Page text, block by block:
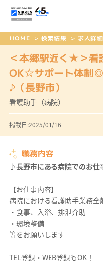
HOME > 検索結果 > 求人詳細
＜本郷駅近く★＞看
OK☆サポート体制
♪（長野市）
看護助手（病院）
掲載日:2025/01/16
職務内容
♪長野市にある病院でのお仕
【お仕事内容】
病院における看護助手業務全
・食事、入浴、排泄介助
・環境整備
等をお願いします
TEL登録・WEB登録もOK！